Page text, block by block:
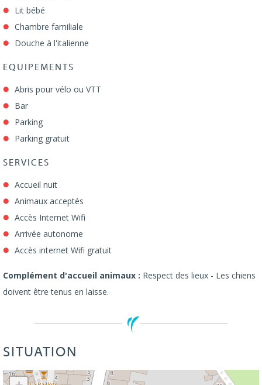
Lit bébé
Chambre familiale
Douche à l'italienne
EQUIPEMENTS
Abris pour vélo ou VTT
Bar
Parking
Parking gratuit
SERVICES
Accueil nuit
Animaux acceptés
Accès Internet Wifi
Arrivée autonome
Accès internet Wifi gratuit
Complément d'accueil animaux : Respect des lieux - Les chiens
doivent être tenus en laisse.
SITUATION